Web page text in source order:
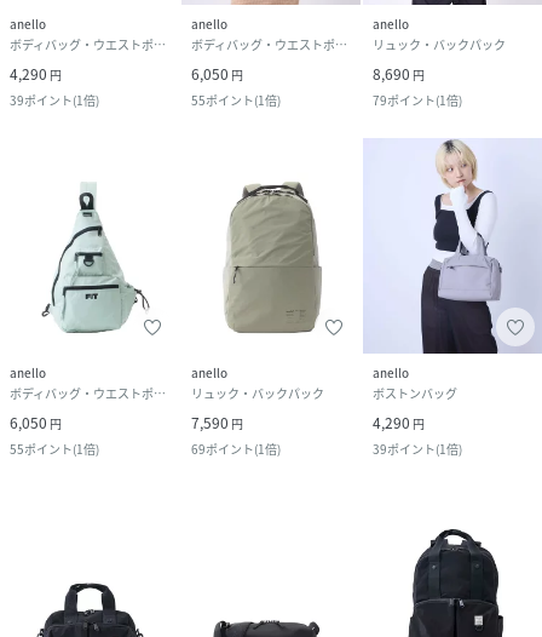
anello
ボディバッグ・ウエストポーチ
4,290 円
39ポイント(1倍)
anello
ボディバッグ・ウエストポーチ
6,050 円
55ポイント(1倍)
anello
リュック・バックパック
8,690 円
79ポイント(1倍)
anello
ボディバッグ・ウエストポーチ
6,050 円
55ポイント(1倍)
anello
リュック・バックパック
7,590 円
69ポイント(1倍)
anello
ボストンバッグ
4,290 円
39ポイント(1倍)